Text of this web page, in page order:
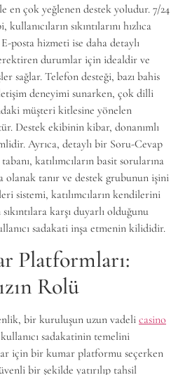
en çok yeğlenen destek yoludur. 7/24
sıkıntılarını hızlıca
posta hizmeti ise daha detaylı
durumlar için idealdir ve
sağlar. Telefon desteği, bazı bahis
deneyimi sunarken, çok dilli
müşteri kitlesine yönelen
Destek ekibinin kibar, donanımlı
Ayrıca, detaylı bir Soru-Cevap
katılımcıların basit sorularına
olanak tanır ve destek grubunun işini
sistemi, katılımcıların kendilerini
karşı duyarlı olduğunu
sadakati inşa etmenin kilididir.
Platformları:
Rolü
bir kuruluşun uzun vadeli casino
sadakatinin temelini
için bir kumar platformu seçerken
bir şekilde yatırılıp tahsil